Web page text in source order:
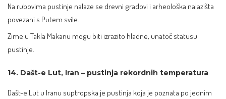
Na rubovima pustinje nalaze se drevni gradovi i arheološka nalazišta
povezani s Putem svile.
Zime u Takla Makanu mogu biti izrazito hladne, unatoč statusu
pustinje.
14. Dašt-e Lut, Iran – pustinja rekordnih temperatura
Dašt-e Lut u Iranu suptropska je pustinja koja je poznata po jednim